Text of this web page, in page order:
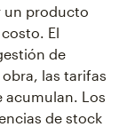
un producto
El
de
las tarifas
acumulan. Los
de stock